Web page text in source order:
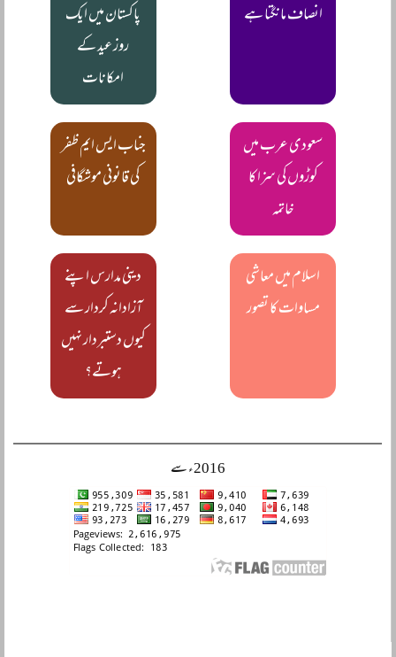
انصاف مانگتا ہے
پاکستان میں ایک
روز عید کے
امکانات
سعودی عرب میں
کوڑوں کی سزا کا
خاتمہ
جناب ایس ایم ظفر
کی قانونی موشگافی
اسلام میں معاشی
مساوات کا تصور
دینی مدارس اپنے
آزادانہ کردار سے
کیوں دستبردار نہیں
ہوتے؟
2016ء سے